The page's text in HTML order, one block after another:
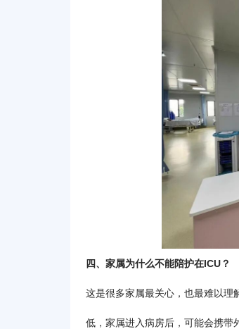
四、家属为什么不能陪护在ICU？
这是很多家属最关心，也最难以理
低，家属进入病房后，可能会携带